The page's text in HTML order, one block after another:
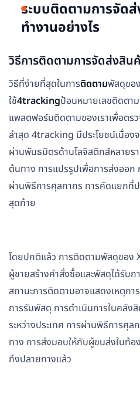
ระบบติดตามการจัด
ทำงานอย่างไร
วิธีการติดตามการจัดส่งสิ
วิธีที่ง่ายที่สุดในการติดตามพัสดุขอ
ใช้4trackingป้อนหมายเลขติดตา
แพลตฟอร์มติดตามของเราเพื่อตร
ล่าสุด 4tracking มีประโยชน์เนื่อง
ผ่านพันธมิตรด้านโลจิสติกส์หลายร
ต้นทาง การแปรรูปเพื่อการส่งออก
ผ่านพิธีการศุลกากร การคัดแยกที่
สุดท้าย
โดยปกติแล้ว การติดตามพัสดุของ
ผู้ขายสร้างคำสั่งซื้อและพัสดุได้รับ
สถานะการติดตามอาจแสดงเหตุก
การรับพัสดุ การดำเนินการในคลัง
ระหว่างประเทศ การผ่านพิธีการศุล
ทาง การส่งมอบให้กับผู้ขนส่งในท้
ถึงปลายทางแล้ว